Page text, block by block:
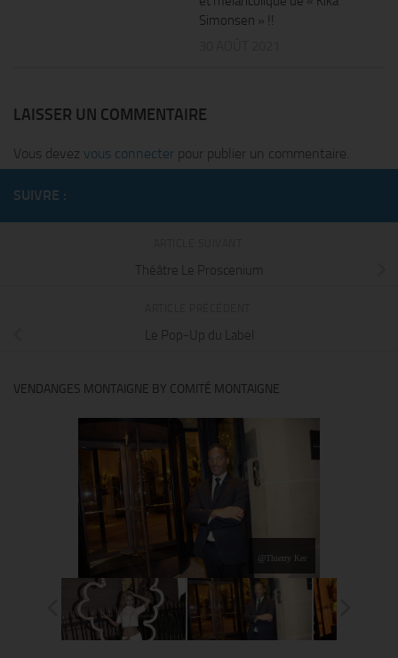
Simonsen » !!
LAISSER UN COMMENTAIRE
Vous devez vous connecter pour publier un commentaire.
SUIVRE :
Théâtre Le Proscenium
Le Pop-Up du Label
VENDANGES MONTAIGNE BY COMITÉ MONTAIGNE